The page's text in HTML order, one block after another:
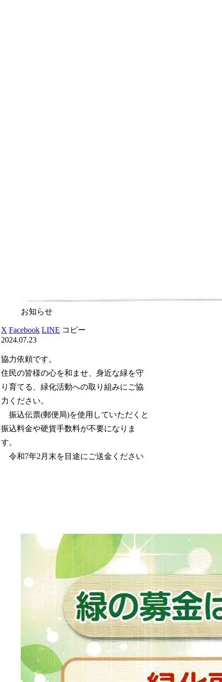
お知らせ
X Facebook LINE コピー
2024.07.23
協力依頼です。
住民の皆様の心を和ませ、身近な緑を守
り育てる、緑化活動への取り組みにご協
力ください。
振込伝票(郵便局)を使用していただくと
振込料金や硬貨手数料が不要になりま
す。
令和7年2月末を目途にご送金ください